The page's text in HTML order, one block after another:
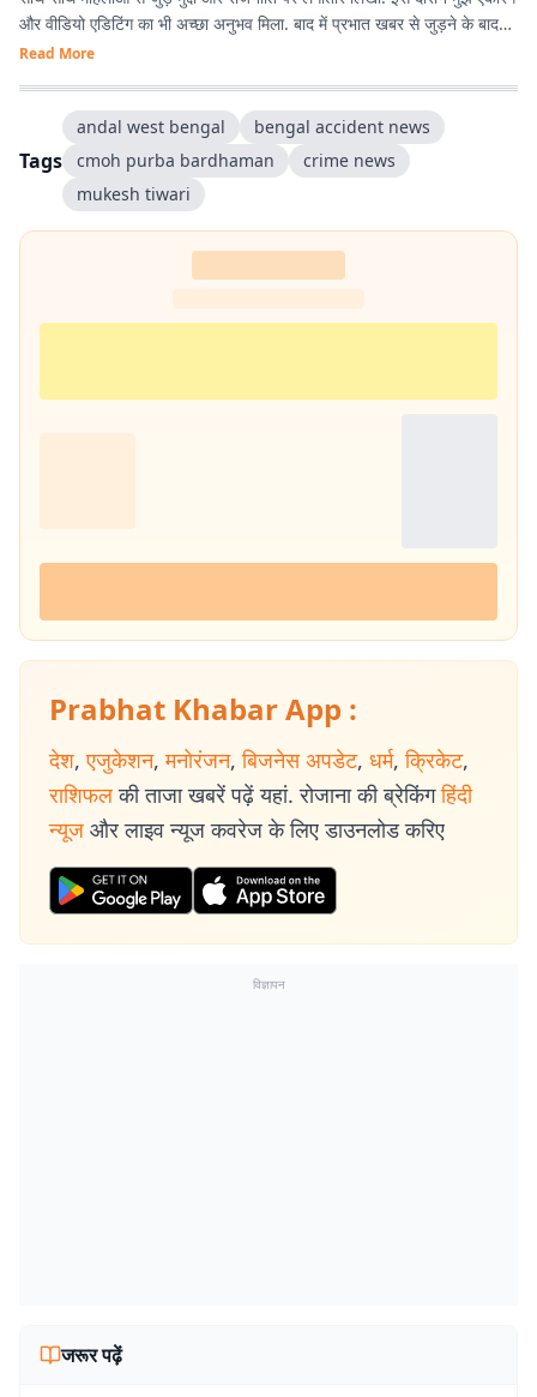
और वीडियो एडिटिंग का भी अच्छा अनुभव मिला. बाद में प्रभात खबर से जुड़ने के बाद
मेरा फोकस हार्ड न्यूज पर ज्यादा रहा. वहीं लाइफस्टाइल जर्नलिज्म में भी काम करने का
Read More
Tags
andal west bengal
bengal accident news
cmoh purba bardhaman
crime news
mukesh tiwari
Prabhat Khabar App :
देश, एजुकेशन, मनोरंजन, बिजनेस अपडेट, धर्म, क्रिकेट,
राशिफल की ताजा खबरें पढ़ें यहां. रोजाना की ब्रेकिंग हिंदी
न्यूज और लाइव न्यूज कवरेज के लिए डाउनलोड करिए
विज्ञापन
जरूर पढ़ें